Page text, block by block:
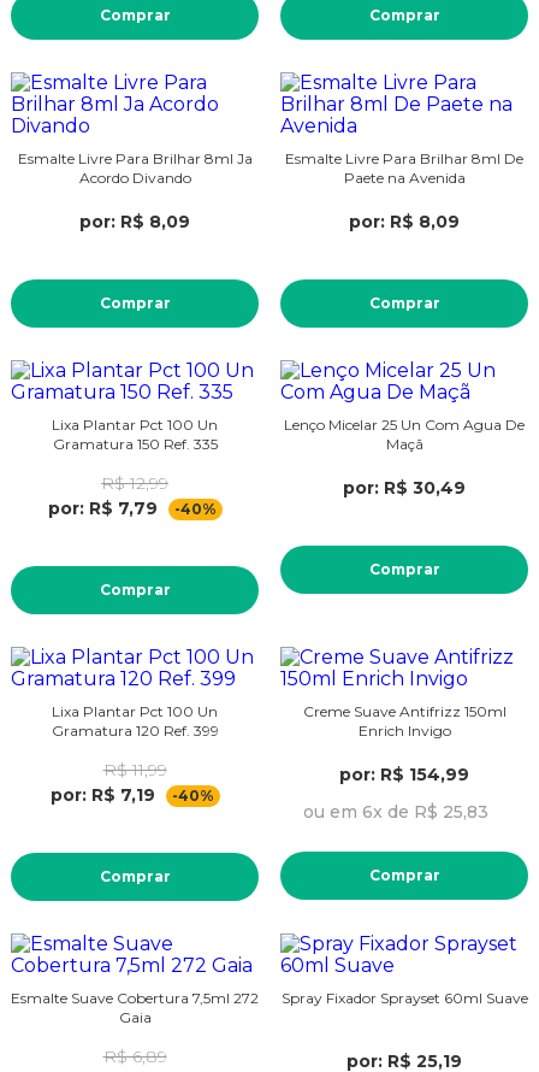
Comprar Comprar
Esmalte Livre Para Brilhar 8ml Ja
Acordo Divando
por: R$ 8,09
Comprar
Esmalte Livre Para Brilhar 8ml De
Paete na Avenida
por: R$ 8,09
Comprar
Lixa Plantar Pct 100 Un
Gramatura 150 Ref. 335
R$ 12,99
por: R$ 7,79
-40%
Comprar
Lenço Micelar 25 Un Com Agua De
Maçã
por: R$ 30,49
Comprar
Lixa Plantar Pct 100 Un
Gramatura 120 Ref. 399
R$ 11,99
por: R$ 7,19
-40%
Comprar
Creme Suave Antifrizz 150ml
Enrich Invigo
por: R$ 154,99
ou em 6x de R$ 25,83
Comprar
Esmalte Suave Cobertura 7,5ml 272
Gaia
R$ 6,89
Spray Fixador Sprayset 60ml Suave
por: R$ 25,19